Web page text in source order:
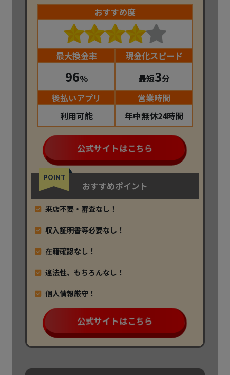
おすすめ度
最大換金率 現金化スピード
96% 最短3分
後払いアプリ
営業時間
利用可能
年中無休24時間
公式サイトはこちら
POINT
おすすめポイント
来店不要・審査なし！
収入証明書等必要なし！
在籍確認なし！
違法性、もちろんなし！
個人情報厳守！
公式サイトはこちら